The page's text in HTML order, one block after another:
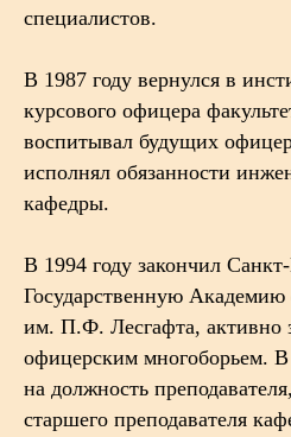
специалистов.
В 1987 году вернулся в
курсового офицера
воспитывал будущих
исполнял обязанности
кафедры.
В 1994 году закончил
Государственную Академию
им. П.Ф. Лесгафта, активно
офицерским многоборьем. В
на должность
старшего преподавателя